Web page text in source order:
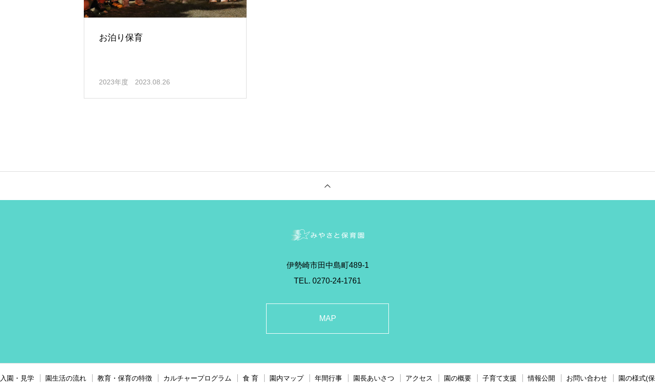
お泊り保育
2023年度 2023.08.26
伊勢崎市田中島町489-1
TEL. 0270-24-1761
MAP
入園・見学 園生活の流れ 教育・保育の特徴 カルチャープログラム 食 育 園内マップ 年間行事 園長あいさつ アクセス 園の概要 子育て支援 情報公開 お問い合わせ 園の様式(保